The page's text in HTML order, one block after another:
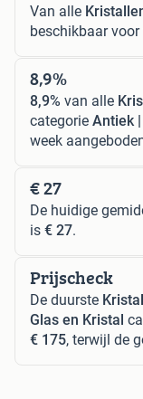
Van alle
beschikbaar
8,9%
8,9% van alle
categorie Antiek |
week
€ 27
De huidige
is € 27.
Prijscheck
De duurste
Glas en Kristal
€ 175, terwijl de